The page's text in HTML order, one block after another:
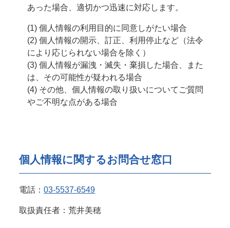
あった場合、適切かつ迅速に対応します。
個人情報の利用目的に同意しがたい場合
個人情報の開示、訂正、利用停止など（法令
により応じられない場合を除く）
個人情報が漏洩・滅失・棄損した場合、また
は、その可能性が疑われる場合
その他、個人情報の取り扱いについてご質問
やご不明な点がある場合
個人情報に関するお問合せ窓口
電話：03-5537-6549
取扱責任者：荒井美穂